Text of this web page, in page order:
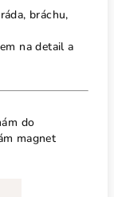
bráchu,
na detail a
do
magnet